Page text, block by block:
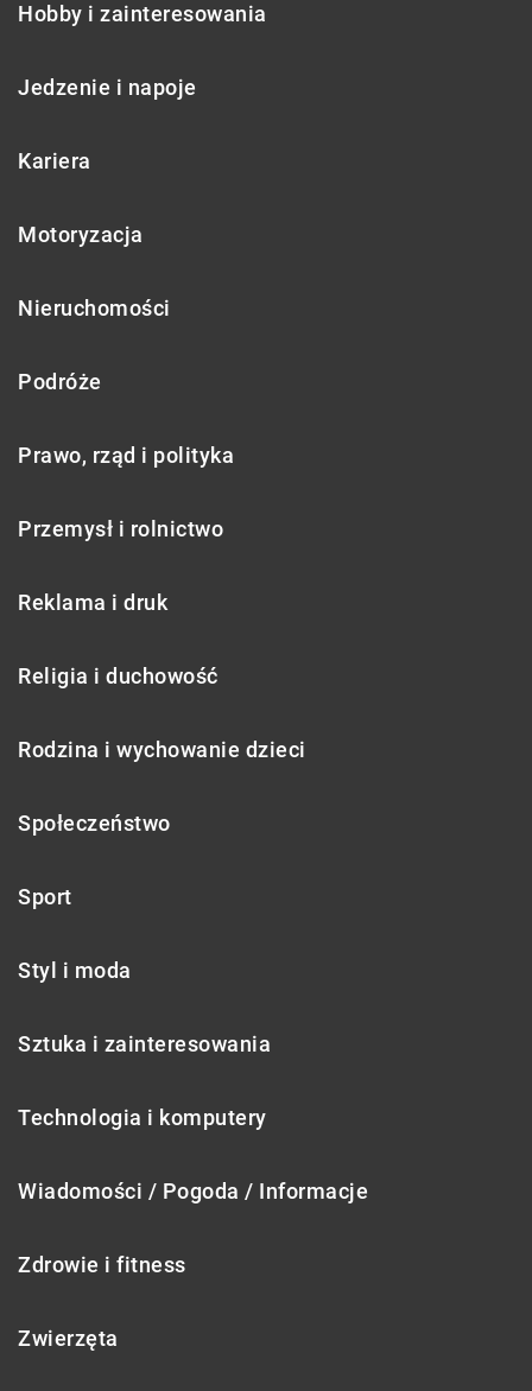
Hobby i zainteresowania
Jedzenie i napoje
Kariera
Motoryzacja
Nieruchomości
Podróże
Prawo, rząd i polityka
Przemysł i rolnictwo
Reklama i druk
Religia i duchowość
Rodzina i wychowanie dzieci
Społeczeństwo
Sport
Styl i moda
Sztuka i zainteresowania
Technologia i komputery
Wiadomości / Pogoda / Informacje
Zdrowie i fitness
Zwierzęta